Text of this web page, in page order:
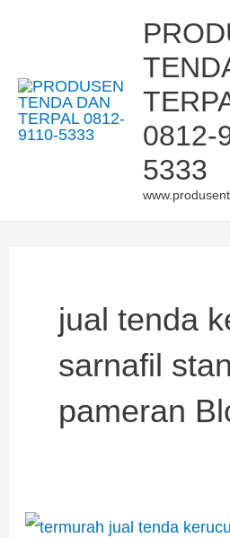
0812-
5333
jual tenda
sarnafil
pameran
TERMURAH